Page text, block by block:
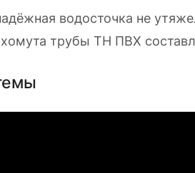
водосточка не
трубы ТН ПВХ